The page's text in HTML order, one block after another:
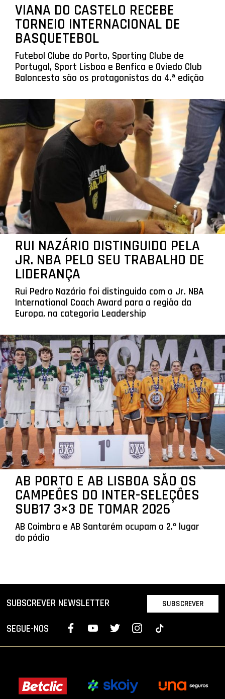
VIANA DO CASTELO RECEBE
TORNEIO INTERNACIONAL DE
BASQUETEBOL
Futebol Clube do Porto, Sporting Clube de
Portugal, Sport Lisboa e Benfica e Oviedo Club
Baloncesto são os protagonistas da 4.ª edição
RUI NAZÁRIO DISTINGUIDO PELA
JR. NBA PELO SEU TRABALHO DE
LIDERANÇA
Rui Pedro Nazário foi distinguido com o Jr. NBA
International Coach Award para a região da
Europa, na categoria Leadership
AB PORTO E AB LISBOA SÃO OS
CAMPEÕES DO INTER-SELEÇÕES
SUB17 3×3 DE TOMAR 2026
AB Coimbra e AB Santarém ocupam o 2.º lugar
do pódio
SUBSCREVER NEWSLETTER SUBSCREVER
SEGUE-NOS